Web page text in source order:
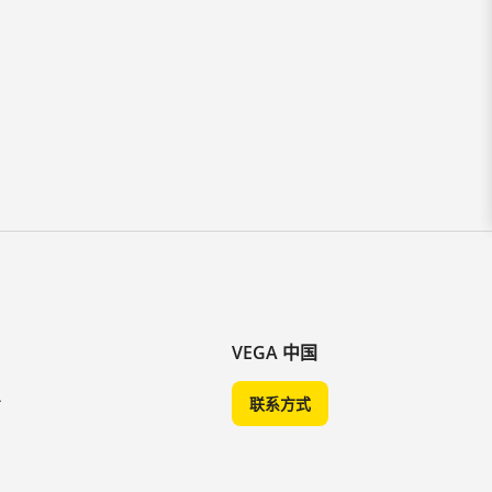
VEGA 中国
联系方式